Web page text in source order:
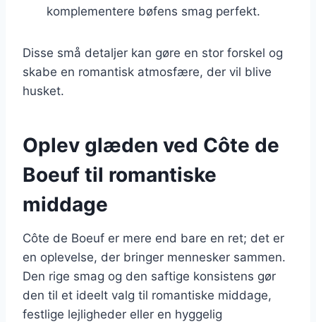
komplementere bøfens smag perfekt.
Disse små detaljer kan gøre en stor forskel og
skabe en romantisk atmosfære, der vil blive
husket.
Oplev glæden ved Côte de
Boeuf til romantiske
middage
Côte de Boeuf er mere end bare en ret; det er
en oplevelse, der bringer mennesker sammen.
Den rige smag og den saftige konsistens gør
den til et ideelt valg til romantiske middage,
festlige lejligheder eller en hyggelig